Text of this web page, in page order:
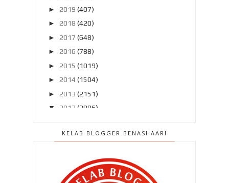
► 2019 (407)
► 2018 (420)
► 2017 (648)
► 2016 (788)
► 2015 (1019)
► 2014 (1504)
► 2013 (2151)
▼
2012 (2986)
►November 2012 (211)
September 2012(260)
►Ogos 2012(210)
KELAB BLOGGER BENASHAARI